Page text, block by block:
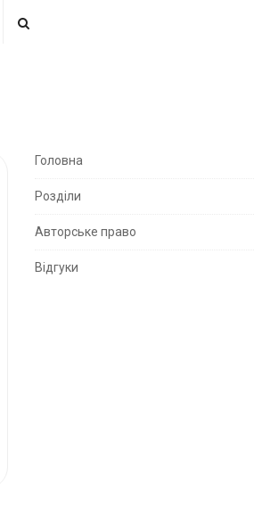
S
e
S
Головна
Розділи
Авторське право
Відгуки